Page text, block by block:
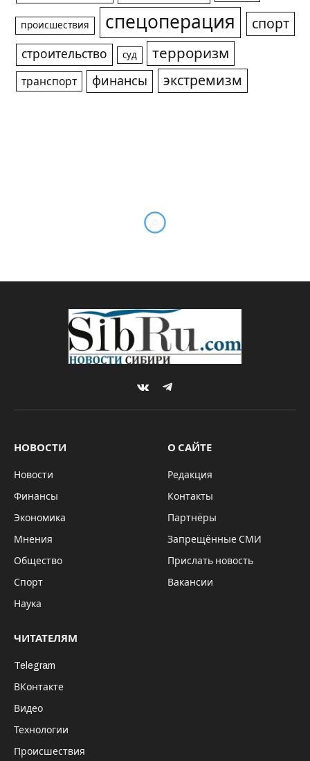
происшествия спецоперация спорт
строительство суд терроризм
транспорт финансы экстремизм
штурмовиков СВО:
завершился “Сибирский
огонь”
15.06.2026 *ГЛАВНОЕ
Комментариев нет
Крупный фестиваль реконструкторов
состоялся в деревне Ояш под Колыванью
картины знаковых военных событий –
битву средневековых латников, бои под
Курском, участники СВО подготовили
показательный штурм. Сюрпризом стал
показ трофейной техники, захваченной в